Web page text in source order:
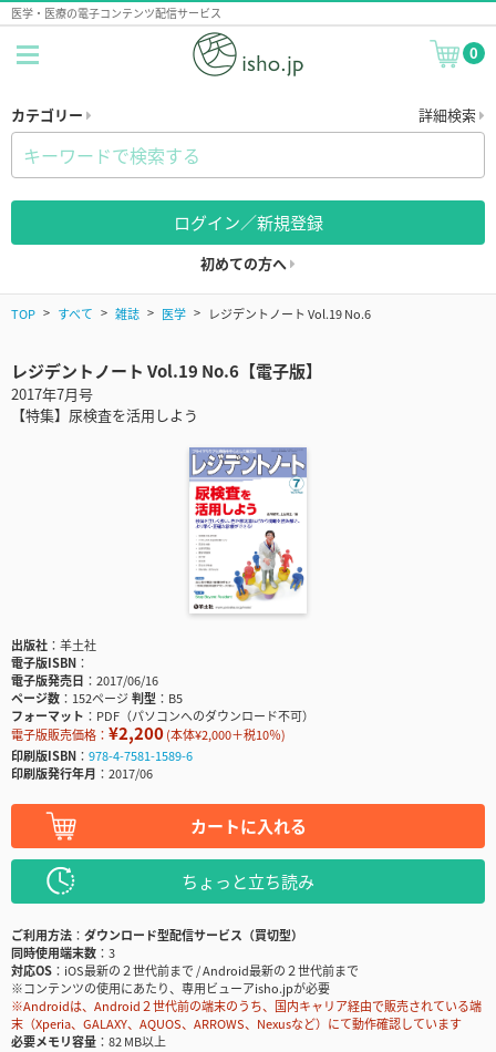
医学・医療の電子コンテンツ配信サービス
0
カテゴリー 詳細検索
ログイン／新規登録
初めての方へ
TOP すべて 雑誌 医学 レジデントノート Vol.19 No.6
レジデントノート Vol.19 No.6【電子版】
2017年7月号
【特集】尿検査を活用しよう
出版社
羊土社
電子版ISBN
電子版発売日
2017/06/16
ページ数
152ページ判型
B5
フォーマット
PDF（パソコンへのダウンロード不可）
電子版販売価格： ¥2,200(本体¥2,000＋税10％)
印刷版ISBN
978-4-7581-1589-6
印刷版発行年月
2017/06
カートに入れる
ちょっと立ち読み
ご利用方法
ダウンロード型配信サービス（買切型）
同時使用端末数
3
対応OS
iOS最新の２世代前まで / Android最新の２世代前まで
※コンテンツの使用にあたり、専用ビューアisho.jpが必要
※Androidは、Android２世代前の端末のうち、国内キャリア経由で販売されている端
末（Xperia、GALAXY、AQUOS、ARROWS、Nexusなど）にて動作確認しています
必要メモリ容量
82 MB以上